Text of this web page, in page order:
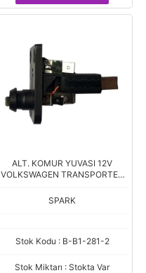
ALT. KOMUR YUVASI 12V
VOLKSWAGEN TRANSPORTER
SPARK
Stok Kodu : B-B1-281-2
Stok Miktarı : Stokta Var